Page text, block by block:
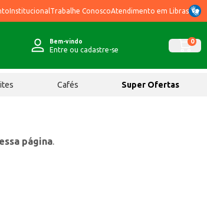
Institucional Trabalhe ConoscoAtendimento em Libras
Bem-vindo
Entre ou cadastre-se
0
Cafés Super Ofertas
essa página.